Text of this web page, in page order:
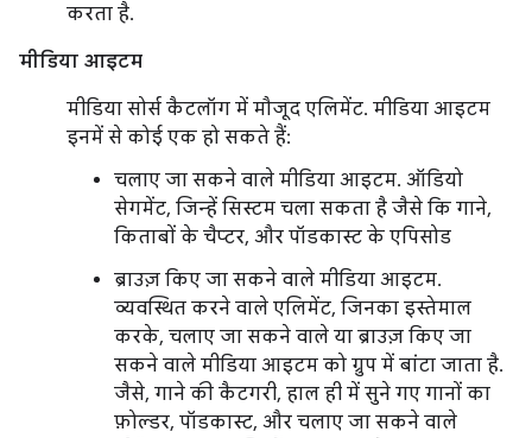
करता है.
मीडिया आइटम
मीडिया सोर्स कैटलॉग में मौजूद एलिमेंट. मीडिया आइटम
इनमें से कोई एक हो सकते हैं:
चलाए जा सकने वाले मीडिया आइटम. ऑडियो
सेगमेंट, जिन्हें सिस्टम चला सकता है जैसे कि गाने,
किताबों के चैप्टर, और पॉडकास्ट के एपिसोड
ब्राउज़ किए जा सकने वाले मीडिया आइटम.
व्यवस्थित करने वाले एलिमेंट, जिनका इस्तेमाल
करके, चलाए जा सकने वाले या ब्राउज़ किए जा
सकने वाले मीडिया आइटम को ग्रुप में बांटा जाता है.
जैसे, गाने की कैटगरी, हाल ही में सुने गए गानों का
फ़ोल्डर, पॉडकास्ट, और चलाए जा सकने वाले